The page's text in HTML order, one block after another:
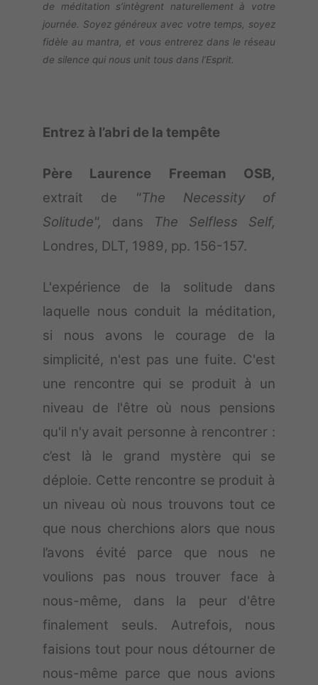
de méditation s’intègrent naturellement à votre
journée. Soyez généreux avec votre temps, soyez
fidèle au mantra, et vous entrerez dans le réseau
de silence qui nous unit tous dans l’Esprit.
Entrez à l’abri de la tempête
Père Laurence Freeman OSB,
extrait de
"The Necessity of
Solitude", dans The Selfless Self,
Londres, DLT, 1989, pp. 156-157.
L'expérience de la solitude dans
laquelle nous conduit la méditation,
si nous avons le courage de la
simplicité, n'est pas une fuite. C'est
une rencontre qui se produit à un
niveau de l'être où nous pensions
qu'il n'y avait personne à rencontrer :
c’est là le grand mystère qui se
déploie. Cette rencontre se produit à
un niveau où nous trouvons tout ce
que nous cherchions alors que nous
l’avons évité parce que nous ne
voulions pas nous trouver face à
nous-même, dans la peur d'être
finalement seuls. Autrefois, nous
faisions tout pour nous détourner de
nous-même parce que nous avions